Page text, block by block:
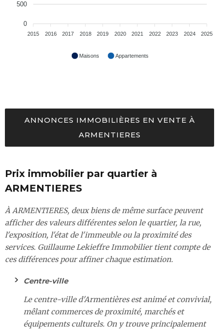
500
0
2015 2016 2017 2018 2019 2020 2021 2022 2023 2024 2025
Maisons Appartements
ANNONCES IMMOBILIÈRES EN VENTE À
ARMENTIERES
Prix immobilier par quartier à
ARMENTIERES
À ARMENTIERES, deux biens de même surface peuvent
afficher des valeurs différentes selon le quartier, la rue,
l'exposition, l'état de l'immeuble ou la proximité des
services. Guillaume Lekieffre Immobilier tient compte de
ces différences pour affiner chaque estimation.
Centre-ville
Le centre-ville d'Armentières est animé et convivial,
mêlant commerces de proximité, marchés et
équipements culturels. On y trouve principalement